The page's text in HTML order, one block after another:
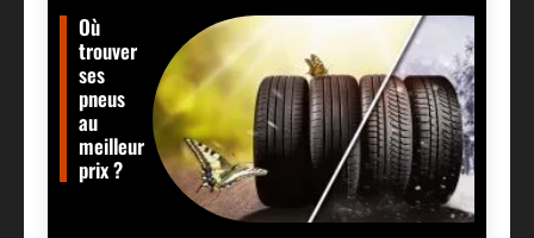
Où
trouver
ses
pneus
au
meilleur
prix ?